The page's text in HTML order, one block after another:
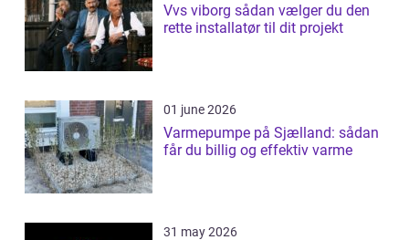
Vvs viborg sådan vælger du den
rette installatør til dit projekt
01 june 2026
Varmepumpe på Sjælland: sådan
får du billig og effektiv varme
31 may 2026